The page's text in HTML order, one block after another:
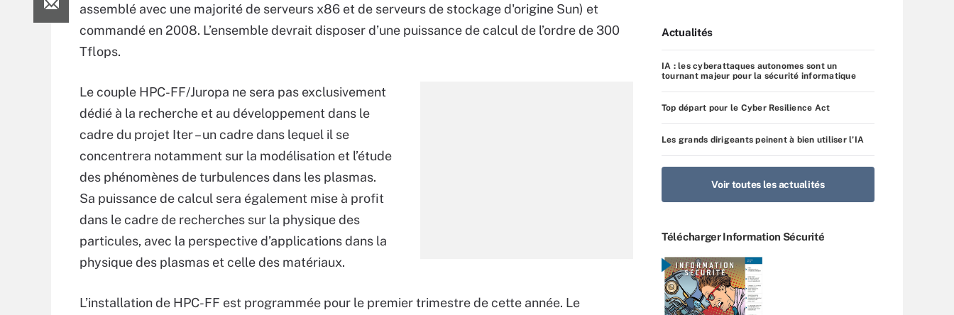
assemblé avec une majorité de serveurs x86 et de serveurs de stockage d'origine Sun) et
commandé en 2008. L’ensemble devrait disposer d’une puissance de calcul de l’ordre de 300
Tflops.
Le couple HPC-FF/Juropa ne sera pas exclusivement
dédié à la recherche et au développement dans le
cadre du projet Iter – un cadre dans lequel il se
concentrera notamment sur la modélisation et l’étude
des phénomènes de turbulences dans les plasmas.
Sa puissance de calcul sera également mise à profit
dans le cadre de recherches sur la physique des
particules, avec la perspective d’applications dans la
physique des plasmas et celle des matériaux.
L’installation de HPC-FF est programmée pour le premier trimestre de cette année. Le
Actualités
IA : les cyberattaques autonomes sont un
tournant majeur pour la sécurité informatique
Top départ pour le Cyber Resilience Act
Les grands dirigeants peinent à bien utiliser l’IA
Voir toutes les actualités
Télécharger Information Sécurité